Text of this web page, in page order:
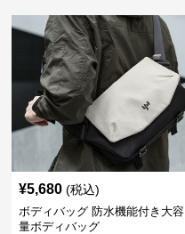
¥5,680 (税込)
ボディバッグ 防水機能付き大容
量ボディバッグ